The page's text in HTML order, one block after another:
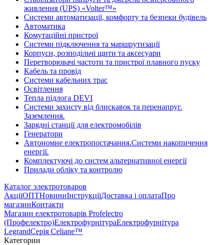
живлення (UPS) «Volter™»
Системи автоматизації, комфорту та безпеки будівель
Автоматика
Комутаційні пристрої
Системи підключення та маршрутизації
Корпуси, розподільчі щити та аксесуари
Перетворювачі частоти та пристрої плавного пуску
Кабель та провід
Системи кабельних трас
Освітлення
Тепла підлога DEVI
Системи захисту від блискавок та перенапруг.
Заземлення.
Зарядні станції для електромобілів
Генератори
Автономне електропостачання.Системи накопичення
енергії.
Комплектуючі до систем альтернативної енергії
Прилади обліку та контролю
Каталог электротоваров
АкціїОПТНовиниІнструкціїДоставка і оплатаПро
магазинКонтакти
Магазин електротоварів Profelectro
(Профелектро)ЕлектрофурнітураЕлектрофурнітура
LegrandСерія Celiane™
Категории